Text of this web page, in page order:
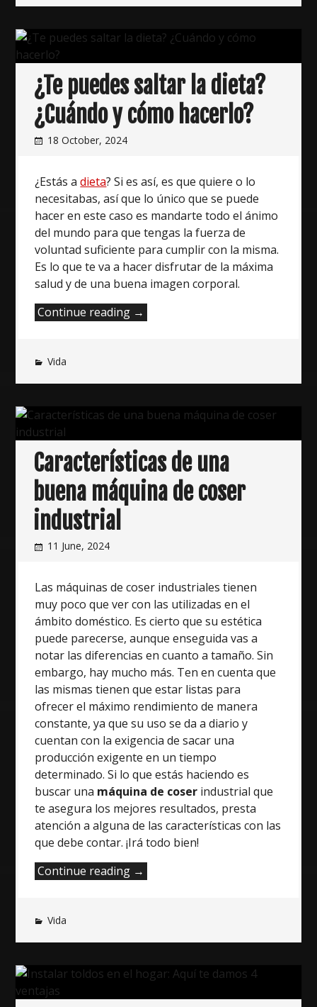
¿Te puedes saltar la dieta?
¿Cuándo y cómo hacerlo?
18 October, 2024
¿Estás adieta? Si es así, es que quiere o lo
necesitabas, así que lo único que se puede
hacer en este caso es mandarte todo el ánimo
del mundo para que tengas la fuerza de
voluntad suficiente para cumplir con la misma.
Es lo que te va a hacer disfrutar de la máxima
salud y de una buena imagen corporal.
Continue reading “¿Te
y
hacerlo?”
→
Vida
Características de una
buena máquina de coser
industrial
11 June, 2024
Las máquinas de coser industriales tienen
muy poco que ver con las utilizadas en el
ámbito doméstico. Es cierto que su estética
puede parecerse, aunque enseguida vas a
notar las diferencias en cuanto a tamaño. Sin
embargo, hay mucho más. Ten en cuenta que
las mismas tienen que estar listas para
ofrecer el máximo rendimiento de manera
constante, ya que su uso se da a diario y
cuentan con la exigencia de sacar una
producción exigente en un tiempo
determinado. Si lo que estás haciendo es
buscar una máquina de coser industrial que
te asegura los mejores resultados, presta
atención a alguna de las características con las
que debe contar. ¡Irá todo bien!
Continue reading “Características
coser
→
Vida